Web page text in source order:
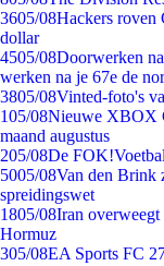
3605/08Hackers roven
dollar
4505/08Doorwerken
werken na je 67e de
3805/08Vinted-foto's
105/08Nieuwe XBOX
maand augustus
205/08De
5005/08Van den Brink
spreidingswet
1805/08Iran
Hormuz
305/08EA Sports FC